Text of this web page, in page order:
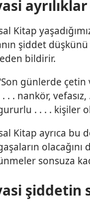
Kitap
şiddet
bildirir.
günlerde
. . . nankör,
. . . . kişiler
Kitap ayrıca bu
olacağını
sonsuza
şiddetin